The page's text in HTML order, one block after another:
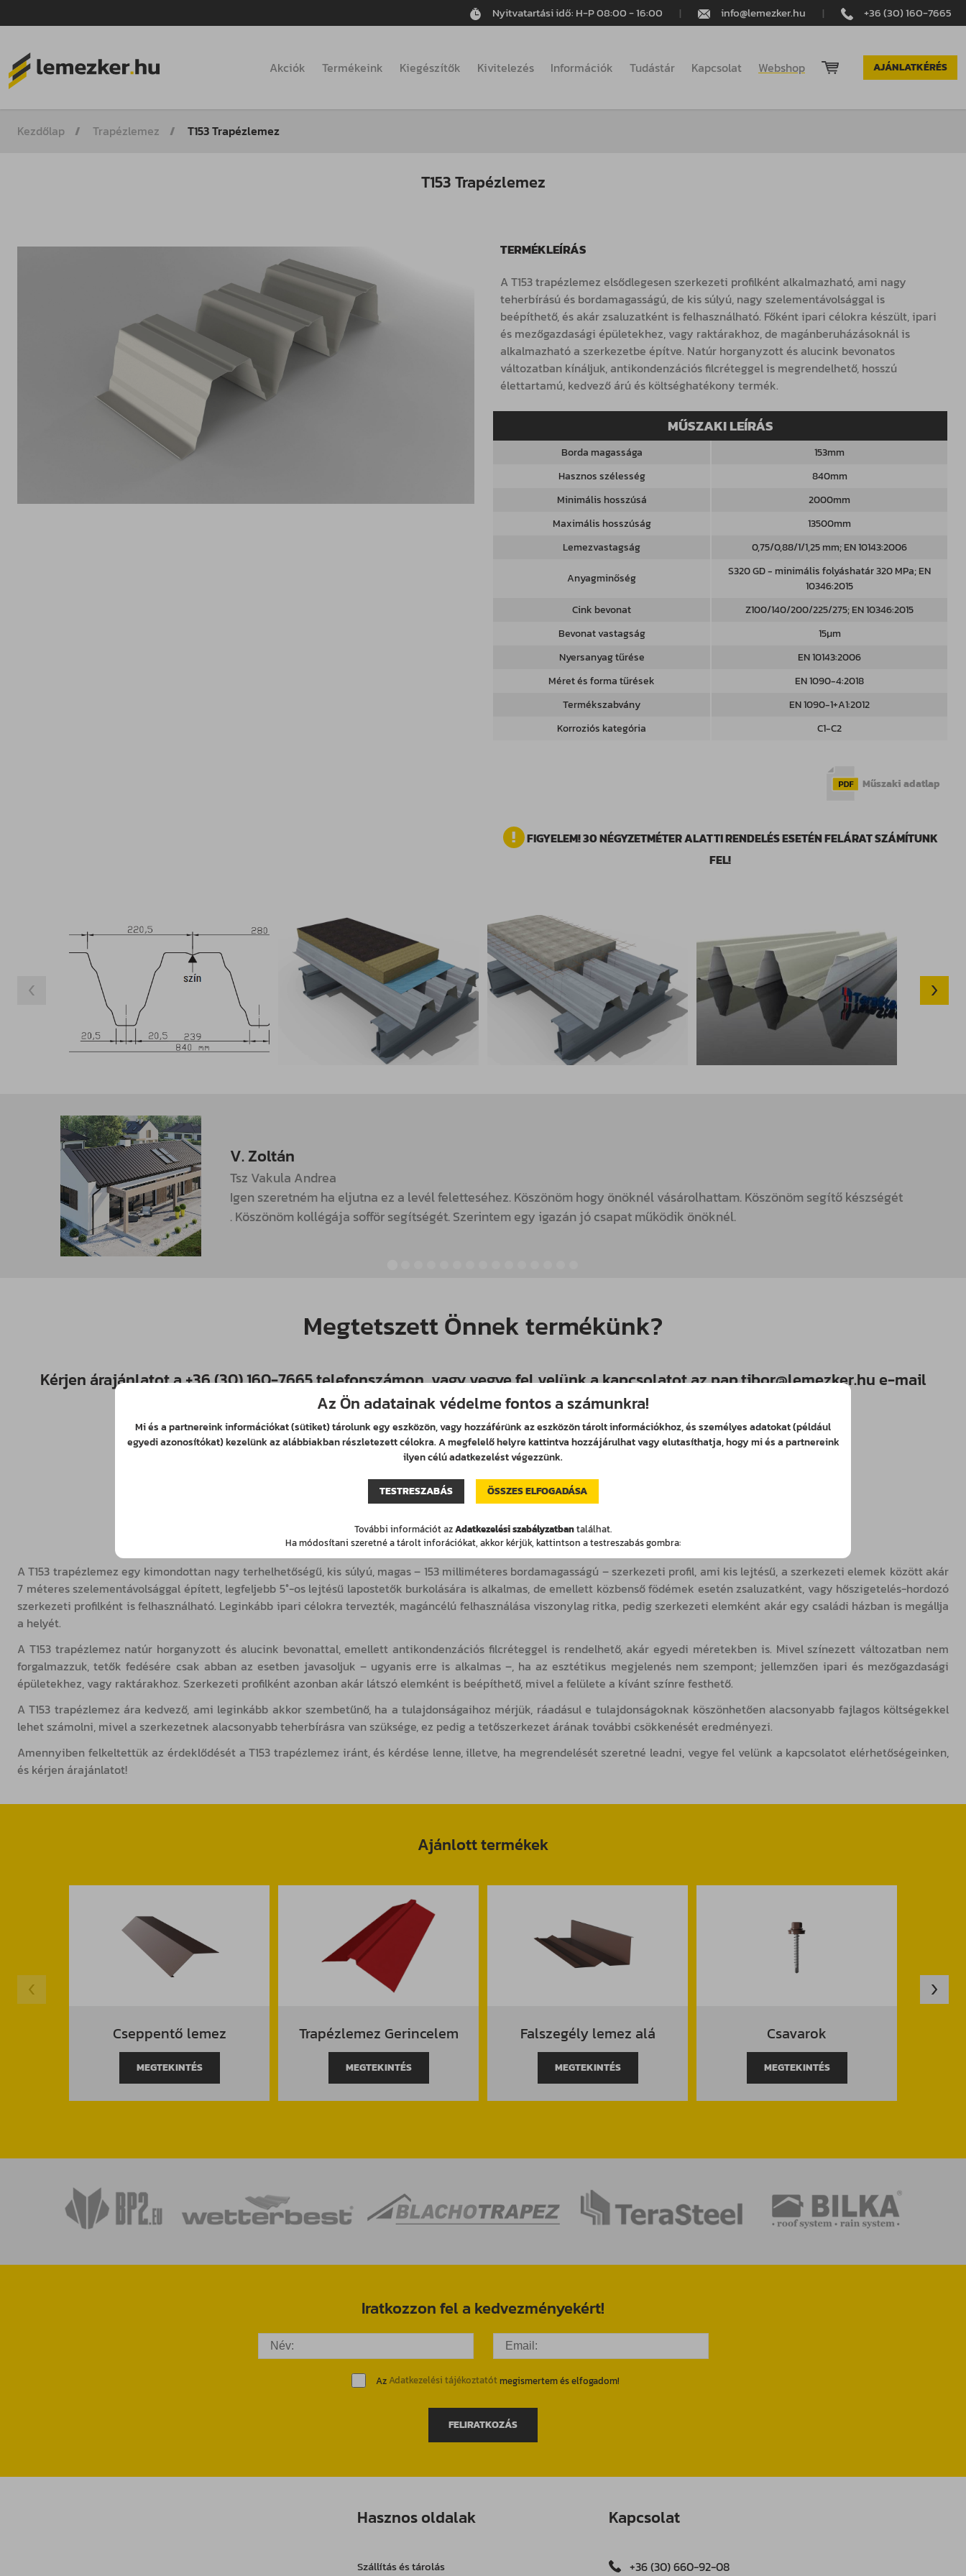
Nyitvatartási idő: H-P 08:00 - 16:00 | info@lemezker.hu | +36 (30) 160-7665
Akciók Termékeink Kiegészítők Kivitelezés Információk Tudástár Kapcsolat Webshop AJÁNLATKÉRÉS
Kezdőlap Trapézlemez T153 Trapézlemez
T153 Trapézlemez
TERMÉKLEÍRÁS
A T153 trapézlemez elsődlegesen szerkezeti profilként alkalmazható, ami nagy
teherbírású és bordamagasságú, de kis súlyú, nagy szelementávolsággal is
beépíthető, és akár zsaluzatként is felhasználható. Főként ipari célokra készült, ipari
és mezőgazdasági épületekhez, vagy raktárakhoz, de magánberuházásoknál is
alkalmazható a szerkezetbe építve. Natúr horganyzott és alucink bevonatos
változatban kínáljuk, antikondenzációs filcréteggel is megrendelhető, hosszú
élettartamú, kedvező árú és költséghatékony termék.
MŰSZAKI LEÍRÁS
Borda magassága
153mm
Hasznos szélesség
840mm
Minimális hosszúsá
2000mm
Maximális hosszúság
13500mm
Lemezvastagság
0,75/0,88/1/1,25 mm; EN 10143:2006
Anyagminőség
S320 GD - minimális folyáshatár 320 MPa; EN
10346:2015
Cink bevonat
Z100/140/200/225/275; EN 10346:2015
Bevonat vastagság
15μm
Nyersanyag tűrése
EN 10143:2006
Méret és forma tűrések
EN 1090-4:2018
Termékszabvány
EN 1090-1+A1:2012
Korroziós kategória
C1-C2
Műszaki adatlap
FIGYELEM! 30 NÉGYZETMÉTER ALATTI RENDELÉS ESETÉN FELÁRAT SZÁMÍTUNK
FEL!
V. Zoltán
Tsz Vakula Andrea
Igen szeretném ha eljutna ez a levél feletteséhez. Köszönöm hogy önöknél vásárolhattam. Köszönöm segítő készségét
. Köszönöm kollégája sofför segítségét. Szerintem egy igazán jó csapat működik önöknél.
Megtetszett Önnek termékünk?
Kérjen árajánlatot a+36 (30) 160-7665telefonszámon, vagy vegye fel velünk a kapcsolatot azpap.tibor@lemezker.hue-mail
címen!
AJÁNLATKÉRÉS
T153 Trapézlemez
A T153 trapézlemez egy kimondottan nagy terhelhetőségű, kis súlyú, magas – 153 milliméteres bordamagasságú – szerkezeti profil, ami kis lejtésű, a szerkezeti elemek között akár
7 méteres szelementávolsággal épített, legfeljebb 5°-os lejtésű lapostetők burkolására is alkalmas, de emellett közbenső födémek esetén zsaluzatként, vagy hőszigetelés-hordozó
szerkezeti profilként is felhasználható. Leginkább ipari célokra tervezték, magáncélú felhasználása viszonylag ritka, pedig szerkezeti elemként akár egy családi házban is megállja
a helyét.
A T153 trapézlemez natúr horganyzott és alucink bevonattal, emellett antikondenzációs filcréteggel is rendelhető, akár egyedi méretekben is. Mivel színezett változatban nem
forgalmazzuk, tetők fedésére csak abban az esetben javasoljuk – ugyanis erre is alkalmas –, ha az esztétikus megjelenés nem szempont; jellemzően ipari és mezőgazdasági
épületekhez, vagy raktárakhoz. Szerkezeti profilként azonban akár látszó elemként is beépíthető, mivel a felülete a kívánt színre festhető.
A T153 trapézlemez ára kedvező, ami leginkább akkor szembetűnő, ha a tulajdonságaihoz mérjük, ráadásul e tulajdonságoknak köszönhetően alacsonyabb fajlagos költségekkel
lehet számolni, mivel a szerkezetnek alacsonyabb teherbírásra van szüksége, ez pedig a tetőszerkezet árának további csökkenését eredményezi.
Amennyiben felkeltettük az érdeklődését a T153 trapézlemez iránt, és kérdése lenne, illetve, ha megrendelését szeretné leadni, vegye fel velünk a kapcsolatot elérhetőségeinken,
és kérjen árajánlatot!
Ajánlott termékek
Cseppentő lemez
MEGTEKINTÉS
Trapézlemez Gerincelem
MEGTEKINTÉS
Falszegély lemez alá
MEGTEKINTÉS
Csavarok
MEGTEKINTÉS
Iratkozzon fel a kedvezményekért!
Az Adatkezelési tájékoztatótmegismertem és elfogadom!
FELIRATKOZÁS
Hasznos oldalak
Szállítás és tárolás
Kapcsolat
+36 (30) 660-92-08
Az Ön adatainak védelme fontos a számunkra!
Mi és a partnereink információkat (sütiket) tárolunk egy eszközön, vagy hozzáférünk az eszközön tárolt információkhoz, és személyes adatokat (például
egyedi azonosítókat) kezelünk az alábbiakban részletezett célokra. A megfelelő helyre kattintva hozzájárulhat vagy elutasíthatja, hogy mi és a partnereink
ilyen célú adatkezelést végezzünk.
TESTRESZABÁS ÖSSZES ELFOGADÁSA
További információt azAdatkezelési szabályzatbantalálhat.
Ha módosítani szeretné a tárolt inforációkat, akkor kérjük, kattintson a testreszabás gombra: